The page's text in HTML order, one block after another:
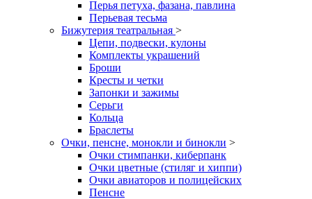
Перья петуха, фазана, павлина
Перьевая тесьма
Бижутерия театральная >
Цепи, подвески, кулоны
Комплекты украшений
Броши
Кресты и четки
Запонки и зажимы
Серьги
Кольца
Браслеты
Очки, пенсне, монокли и бинокли >
Очки стимпанки, киберпанк
Очки цветные (стиляг и хиппи)
Очки авиаторов и полицейских
Пенсне